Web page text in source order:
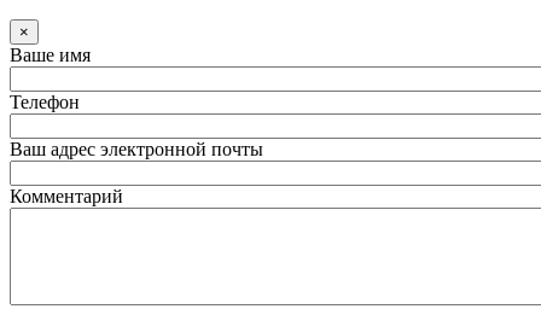
×
Ваше имя
Телефон
Ваш адрес электронной почты
Комментарий